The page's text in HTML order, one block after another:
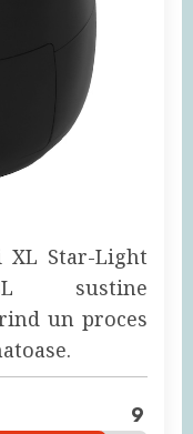
Star-Light
sustine
un proces
9